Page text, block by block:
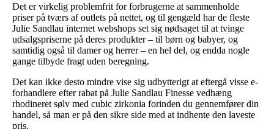
Det er virkelig problemfrit for forbrugerne at sammenholde
priser på tværs af outlets på nettet, og til gengæld har de fleste
Julie Sandlau internet webshops set sig nødsaget til at tvinge
udsalgspriserne på deres produkter – til børn og babyer, og
samtidig også til damer og herrer – en hel del, og endda nogle
gange tilbyde fragt uden beregning.
Det kan ikke desto mindre vise sig udbytterigt at eftergå visse e-
forhandlere efter rabat på Julie Sandlau Finesse vedhæng
rhodineret sølv med cubic zirkonia forinden du gennemfører din
handel, så man er på den sikre side med at indhente den laveste
pris.